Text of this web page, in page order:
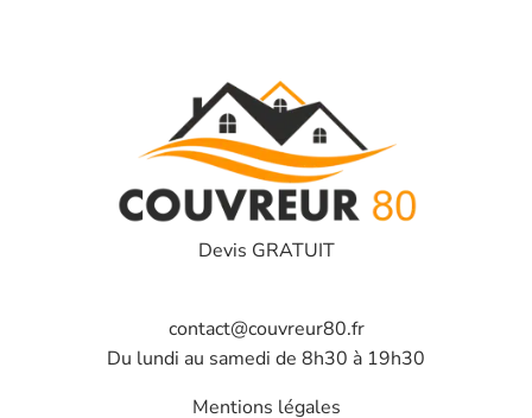
Devis GRATUIT
contact@couvreur80.fr
Du lundi au samedi de 8h30 à 19h30
Mentions légales